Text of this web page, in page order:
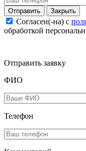
Закрыть
Согласен(-на) c
обработкой
Отправить заявку
ФИО
Телефон